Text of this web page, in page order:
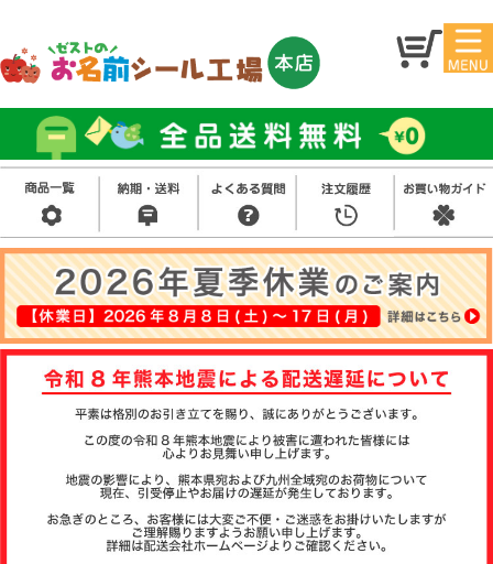
マイ
ジ
お名
前シ
ール
アイ
ロン
シー
ル
お買
い得
セッ
ト
スタ
ンプ
その
他
注文履歴